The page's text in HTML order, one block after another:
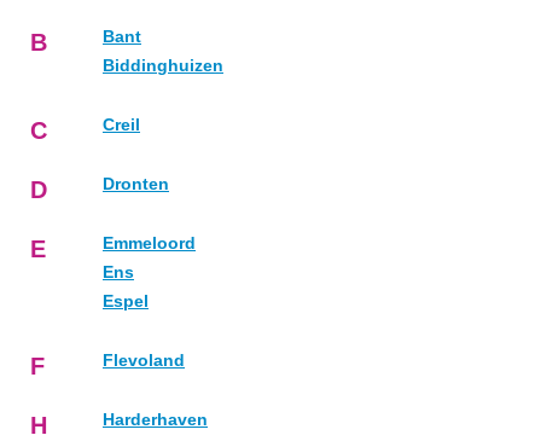
B
Bant
Biddinghuizen
C Creil
D Dronten
E
Emmeloord
Ens
Espel
F Flevoland
H Harderhaven